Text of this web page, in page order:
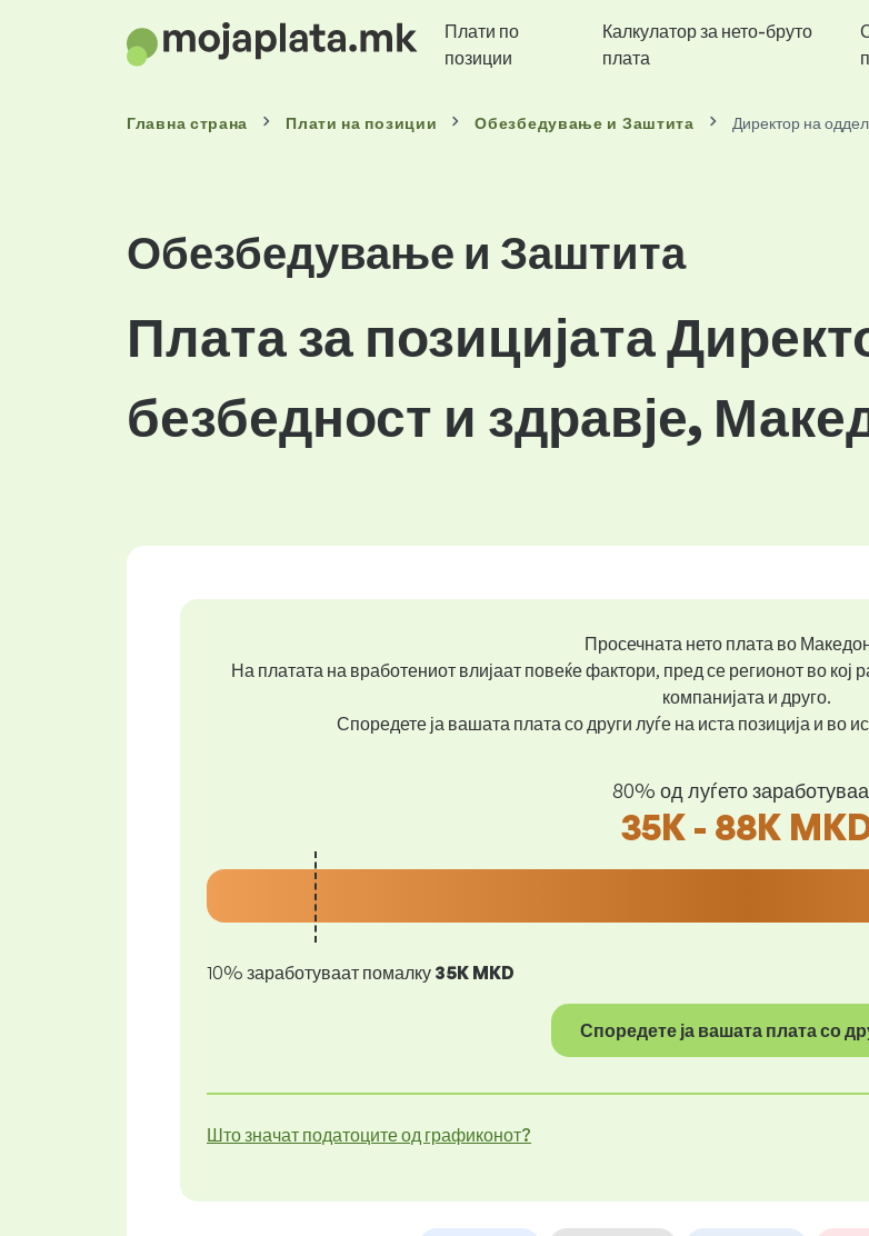
Плати по
позиции
Калкулатор за нето-бруто
плата
Главна страна Плати на позиции Обезбедување и Заштита Директор на
Обезбедување и Заштита
Плата за позицијата
безбедност и здравје,
Просечната нето плата во
На платата на вработениот влијаат повеќе фактори, пред се регионот во кој
компанијата и друго.
Споредете ја вашата плата со други луѓе на иста позиција и во
80% од луѓето
35K - 88K
10% заработуваат помалку 35K MKD
Споредете ја вашата плата со
Што значат податоците од графиконот?